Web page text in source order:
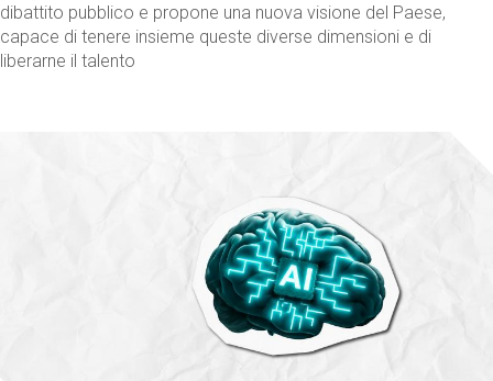
dibattito pubblico e propone una nuova visione del Paese,
capace di tenere insieme queste diverse dimensioni e di
liberarne il talento